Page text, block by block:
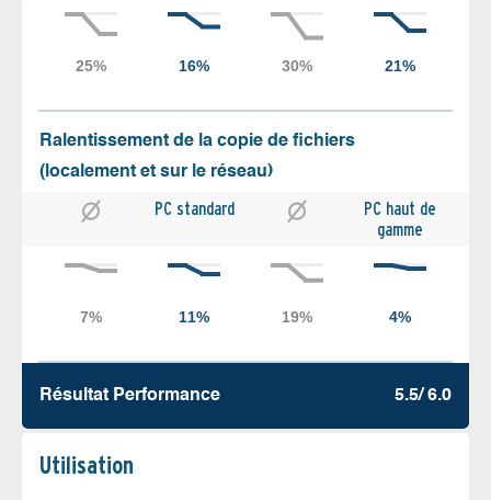
Ralentissement de la copie de fichiers
(localement et sur le réseau)
PC standard
PC haut de
gamme
Résultat Performance 5.5/ 6.0
Utilisation